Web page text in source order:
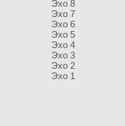
Эхо 8
Эхо 7
Эхо 6
Эхо 5
Эхо 4
Эхо 3
Эхо 2
Эхо 1